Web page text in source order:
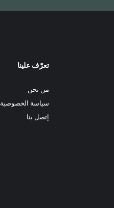
تعرّف علينا
من نحن
سياسة الخصوصية
إتصل بنا